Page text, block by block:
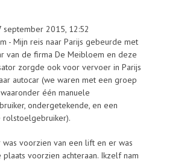
september 2015, 12:52
- Mijn reis naar Parijs gebeurde met
van de firma De Meibloem en deze
zorgde ook voor vervoer in Parijs
autocar (we waren met een groep
één manuele
ondergetekende, en een
rolstoelgebruiker).
was voorzien van een lift en er was
voorzien achteraan. Ikzelf nam